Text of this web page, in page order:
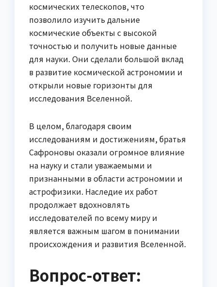
космических телескопов, что
позволило изучить дальние
космические объекты с высокой
точностью и получить новые данные
для науки. Они сделали большой вклад
в развитие космической астрономии и
открыли новые горизонты для
исследования Вселенной.
В целом, благодаря своим
исследованиям и достижениям, братья
Сафроновы оказали огромное влияние
на науку и стали уважаемыми и
признанными в области астрономии и
астрофизики. Наследие их работ
продолжает вдохновлять
исследователей по всему миру и
является важным шагом в понимании
происхождения и развития Вселенной.
Вопрос-ответ: